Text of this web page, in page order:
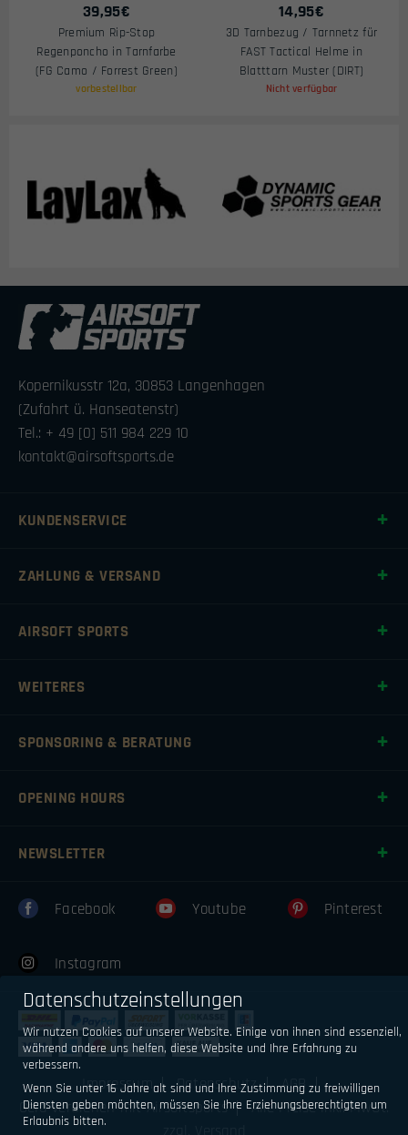
39,95€
Premium Rip-Stop
Regenponcho in Tarnfarbe
(FG Camo / Forrest Green)
vorbestellbar
14,95€
3D Tarnbezug / Tarnnetz für
FAST Tactical Helme in
Blatttarn Muster (DIRT)
Nicht verfügbar
Kopernikusstr 12a, 30853 Langenhagen
(Zufahrt ü. Hanseatenstr)
Tel.: + 49 [0] 511 984 229 10
kontakt@airsoftsports.de
KUNDENSERVICE
ZAHLUNG & VERSAND
AIRSOFT SPORTS
WEITERES
SPONSORING & BERATUNG
OPENING HOURS
NEWSLETTER
Facebook Youtube Pinterest
Instagram
Impressum Datenschutz
AGB
Geld verdienen mit Airsoftsports
Alle Preise inkl. MwSt.
Datenschutzeinstellungen
Wir nutzen Cookies auf unserer Website. Einige von ihnen sind essenziell,
während andere uns helfen, diese Website und Ihre Erfahrung zu
verbessern.
Wenn Sie unter 16 Jahre alt sind und Ihre Zustimmung zu freiwilligen
Diensten geben möchten, müssen Sie Ihre Erziehungsberechtigten um
Erlaubnis bitten.